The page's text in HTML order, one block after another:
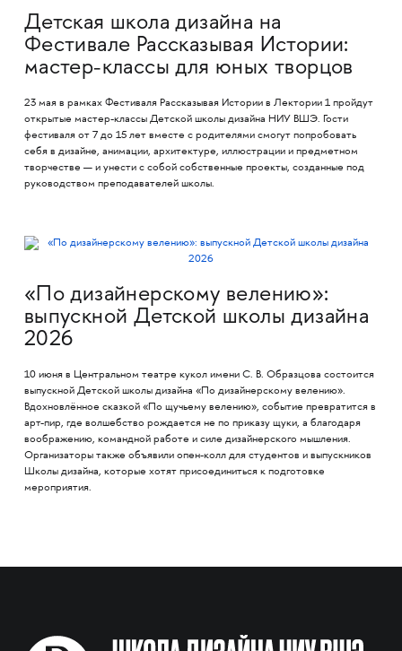
Детская школа дизайна на
Фестивале Рассказывая Истории:
мастер-классы для юных творцов
23 мая в рамках Фестиваля Рассказывая Истории в Лектории 1 пройдут
открытые мастер-классы Детской школы дизайна НИУ ВШЭ. Гости
фестиваля от 7 до 15 лет вместе с родителями смогут попробовать
себя в дизайне, анимации, архитектуре, иллюстрации и предметном
творчестве — и унести с собой собственные проекты, созданные под
руководством преподавателей школы.
«По дизайнерскому велению»:
выпускной Детской школы дизайна
2026
10 июня в Центральном театре кукол имени С. В. Образцова состоится
выпускной Детской школы дизайна «По дизайнерскому велению».
Вдохновлённое сказкой «По щучьему велению», событие превратится в
арт-пир, где волшебство рождается не по приказу щуки, а благодаря
воображению, командной работе и силе дизайнерского мышления.
Организаторы также объявили опен-колл для студентов и выпускников
Школы дизайна, которые хотят присоединиться к подготовке
мероприятия.